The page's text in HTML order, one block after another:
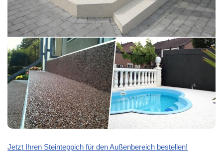
Jetzt Ihren Steinteppich für den Außenbereich bestellen!